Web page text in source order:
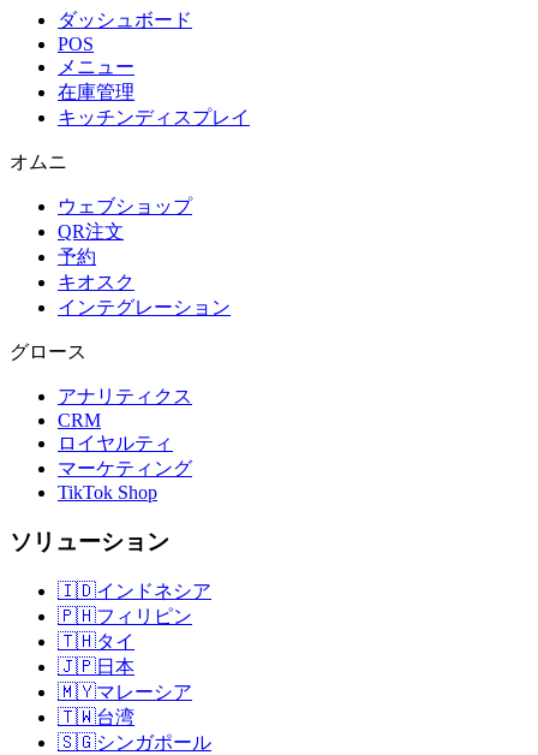
ダッシュボード
POS
メニュー
在庫管理
キッチンディスプレイ
オムニ
ウェブショップ
QR注文
予約
キオスク
インテグレーション
グロース
アナリティクス
CRM
ロイヤルティ
マーケティング
TikTok Shop
ソリューション
🇮🇩インドネシア
🇵🇭フィリピン
🇹🇭タイ
🇯🇵日本
🇲🇾マレーシア
🇹🇼台湾
🇸🇬シンガポール